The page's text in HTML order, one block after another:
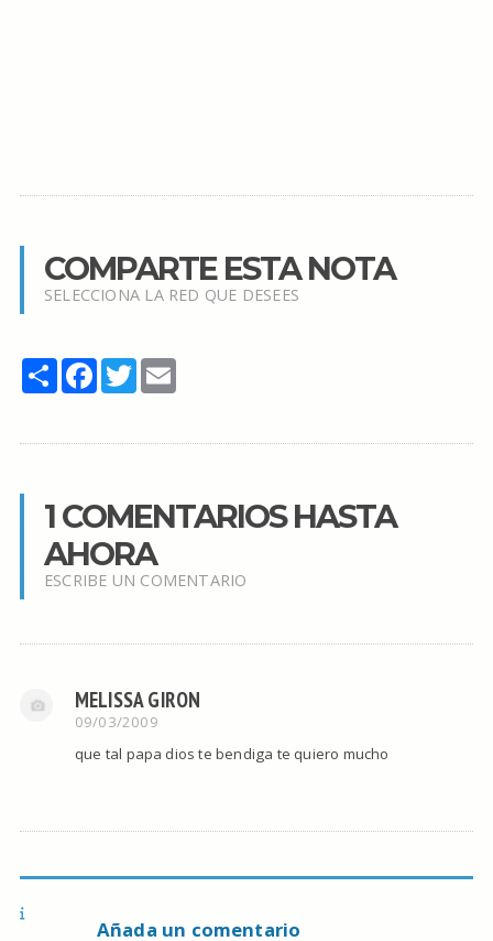
COMPARTE ESTA NOTA
SELECCIONA LA RED QUE DESEES
Share Facebook
TwitterEmail
1 COMENTARIOS HASTA
AHORA
ESCRIBE UN COMENTARIO
MELISSA GIRON
09/03/2009
que tal papa dios te bendiga te quiero mucho
Añada un comentario